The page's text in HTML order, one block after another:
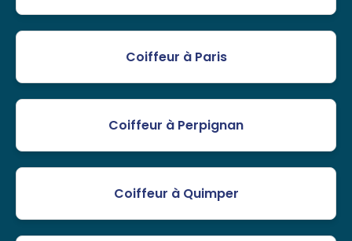
Coiffeur à Paris
Coiffeur à Perpignan
Coiffeur à Quimper